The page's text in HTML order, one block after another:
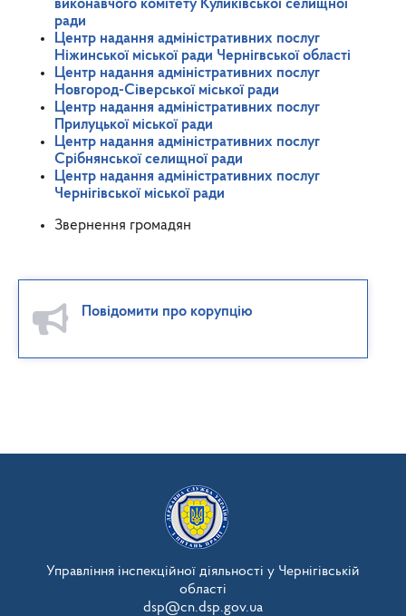
виконавчого комітету Куликівської селищної
ради
Центр надання адміністративних послуг
Ніжинської міської ради Чернігвської області
Центр надання адміністративних послуг
Новгород-Сіверської міської ради
Центр надання адміністративних послуг
Прилуцької міської ради
Центр надання адміністративних послуг
Срібнянської селищної ради
Центр надання адміністративних послуг
Чернігівської міської ради
Звернення громадян
Повідомити про корупцію
Управління інспекційної діяльності у Чернігівській
області
dsp@cn.dsp.gov.ua